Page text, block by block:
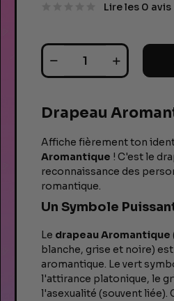
Lire les 0 avis
Drapeau
Affiche fièrement ton
Aromantique ! C'est le
reconnaissance des
romantique.
Un Symbole
Le drapeau Aromantique
blanche, grise et noire)
aromantique. Le vert
l'attirance platonique, le
l'asexualité (souvent liée).